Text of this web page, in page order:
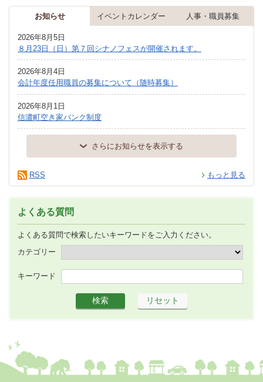
お知らせ イベントカレンダー 人事・職員募集
2026年8月5日
８月23日（日）第７回シナノフェスが開催されます。
2026年8月4日
会計年度任用職員の募集について（随時募集）
2026年8月1日
信濃町空き家バンク制度
さらにお知らせを表示する
もっと見る
RSS
よくある質問
よくある質問で検索したいキーワードをご入力ください。
カテゴリー
キーワード